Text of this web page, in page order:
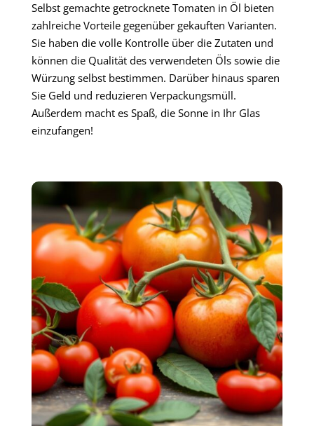
Selbst gemachte getrocknete Tomaten in Öl bieten
zahlreiche Vorteile gegenüber gekauften Varianten.
Sie haben die volle Kontrolle über die Zutaten und
können die Qualität des verwendeten Öls sowie die
Würzung selbst bestimmen. Darüber hinaus sparen
Sie Geld und reduzieren Verpackungsmüll.
Außerdem macht es Spaß, die Sonne in Ihr Glas
einzufangen!